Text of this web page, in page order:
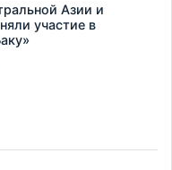
Азии и
участие в